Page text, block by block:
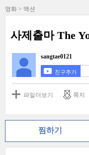
영화 > 액션
사제출마 The
sangtae0121
친구추가
파일더보기 쪽지
찜하기